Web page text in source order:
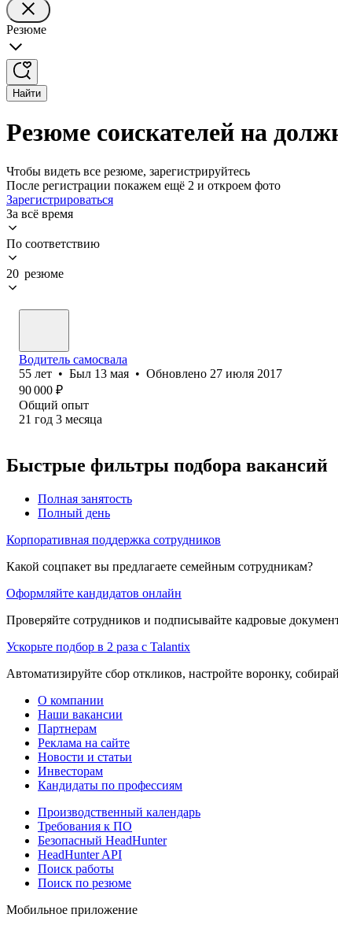
Резюме
Найти
Резюме соискателей на
Чтобы видеть все резюме, зарегистрируйтесь
После регистрации покажем ещё 2 и откроем фото
Зарегистрироваться
За всё время
По соответствию
20 резюме
Водитель самосвала
55 лет • Был 13 мая • Обновлено 27 июля 2017
90 000 ₽
Общий опыт
21 год 3 месяца
Быстрые фильтры подбора вакансий
Полная занятость
Полный день
Корпоративная поддержка сотрудников
Какой соцпакет вы предлагаете семейным сотрудникам?
Оформляйте кандидатов онлайн
Проверяйте сотрудников и подписывайте кадровые
Ускорьте подбор в 2 раза с Talantix
Автоматизируйте сбор откликов, настройте воронку,
О компании
Наши вакансии
Партнерам
Реклама на сайте
Новости и статьи
Инвесторам
Кандидаты по профессиям
Производственный календарь
Требования к ПО
Безопасный HeadHunter
HeadHunter API
Поиск работы
Поиск по резюме
Мобильное приложение